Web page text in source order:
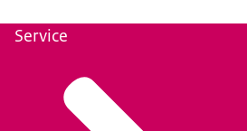
Service